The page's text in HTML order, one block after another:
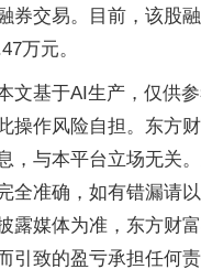
券交易。目前，该股
万元。
文基于AI生产，仅供
操作风险自担。东方
，与本平台立场无关
全准确，如有错漏请
露媒体为准，东方财
引致的盈亏承担任何